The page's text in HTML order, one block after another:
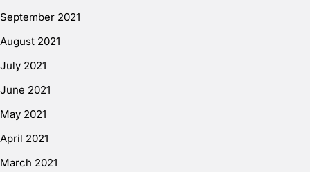
September 2021
August 2021
July 2021
June 2021
May 2021
April 2021
March 2021